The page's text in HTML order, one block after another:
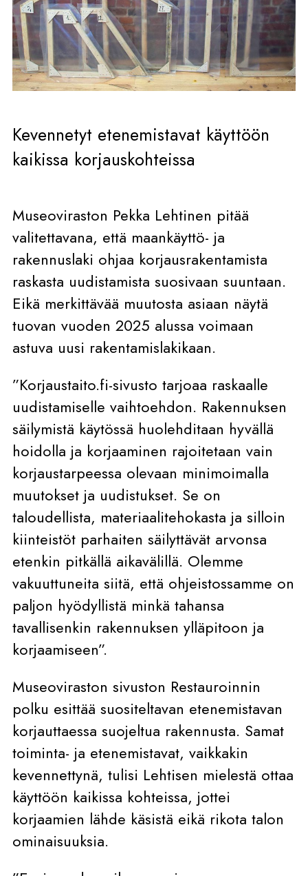
Kevennetyt etenemistavat käyttöön
kaikissa korjauskohteissa
Museoviraston Pekka Lehtinen pitää
valitettavana, että maankäyttö- ja
rakennuslaki ohjaa korjausrakentamista
raskasta uudistamista suosivaan suuntaan.
Eikä merkittävää muutosta asiaan näytä
tuovan vuoden 2025 alussa voimaan
astuva uusi rakentamislakikaan.
”Korjaustaito.fi-sivusto tarjoaa raskaalle
uudistamiselle vaihtoehdon. Rakennuksen
säilymistä käytössä huolehditaan hyvällä
hoidolla ja korjaaminen rajoitetaan vain
korjaustarpeessa olevaan minimoimalla
muutokset ja uudistukset. Se on
taloudellista, materiaalitehokasta ja silloin
kiinteistöt parhaiten säilyttävät arvonsa
etenkin pitkällä aikavälillä. Olemme
vakuuttuneita siitä, että ohjeistossamme on
paljon hyödyllistä minkä tahansa
tavallisenkin rakennuksen ylläpitoon ja
korjaamiseen”.
Museoviraston sivuston Restauroinnin
polku esittää suositeltavan etenemistavan
korjauttaessa suojeltua rakennusta. Samat
toiminta- ja etenemistavat, vaikkakin
kevennettynä, tulisi Lehtisen mielestä ottaa
käyttöön kaikissa kohteissa, jottei
korjaamien lähde käsistä eikä rikota talon
ominaisuuksia.